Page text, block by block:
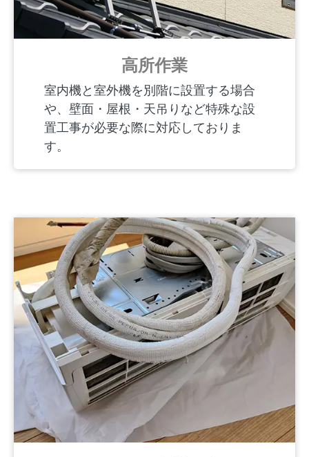
高所作業
室内機と室外機を別階に設置する場合
や、壁面・屋根・天吊りなど特殊な設
置工事が必要な際に対応しておりま
す。